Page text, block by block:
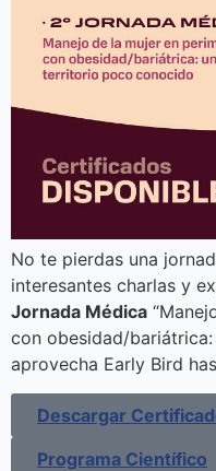
No te pierdas una
interesantes charlas y
Jornada Médica
con obesidad/
aprovecha Early Bird
Descargar
Programa Científico